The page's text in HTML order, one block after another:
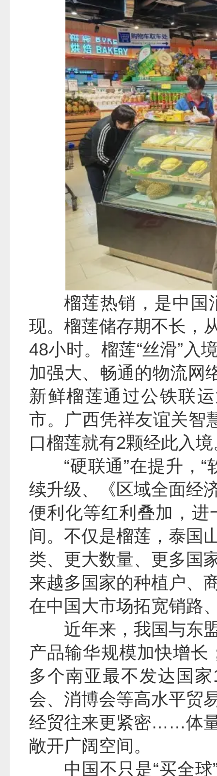
榴莲热销，是中国
现。榴莲储存期不长，
48小时。榴莲“丝滑”入
加强大、畅通的物流网
新鲜榴莲通过公铁联
市。广西凭祥友谊关智
口榴莲就有2颗经此入
“硬联通”在提升，
续升级、《区域全面经
便利化等红利叠加，
间。不仅是榴莲，泰
类、更大数量、更多国
来越多国家的种植户、
在中国大市场拓宽销路
近年来，我国与东
产品输华规模加快增
多个南亚最不发达国
会、消博会等高水平贸
经贸往来更紧密……体
敞开广阔空间。
中国不只是“买全